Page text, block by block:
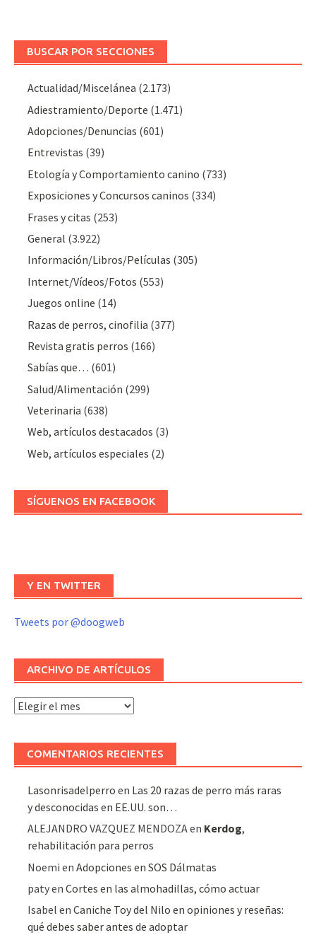
BUSCAR POR SECCIONES
Actualidad/Miscelánea (2.173)
Adiestramiento/Deporte (1.471)
Adopciones/Denuncias (601)
Entrevistas (39)
Etología y Comportamiento canino (733)
Exposiciones y Concursos caninos (334)
Frases y citas (253)
General (3.922)
Información/Libros/Películas (305)
Internet/Vídeos/Fotos (553)
Juegos online (14)
Razas de perros, cinofilia (377)
Revista gratis perros (166)
Sabías que… (601)
Salud/Alimentación (299)
Veterinaria (638)
Web, artículos destacados (3)
Web, artículos especiales (2)
SÍGUENOS EN FACEBOOK
Y EN TWITTER
Tweets por @doogweb
ARCHIVO DE ARTÍCULOS
Archivo
COMENTARIOS RECIENTES
Lasonrisadelperro en Las 20 razas de perro más raras
y desconocidas en EE.UU. son…
ALEJANDRO VAZQUEZ MENDOZAen Kerdog,
rehabilitación para perros
Noemi enAdopciones en SOS Dálmatas
patyenCortes en las almohadillas, cómo actuar
Isabel enCaniche Toy del Nilo en opiniones y reseñas:
qué debes saber antes de adoptar